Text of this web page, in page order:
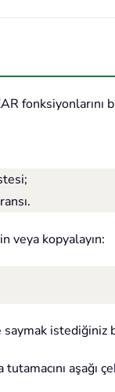
veya kopyalayın:
saymak istediğiniz
aşağı